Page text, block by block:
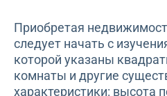
Приобретая
следует начать с
которой указаны
комнаты и другие
характеристики: высота